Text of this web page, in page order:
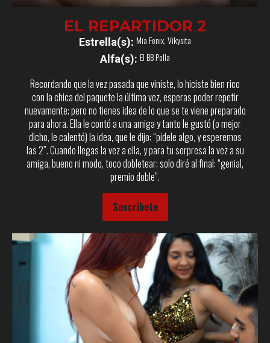
EL REPARTIDOR 2
Estrella(s): Mia Fenix,Vikysita
Alfa(s): El BB Polla
Recordando que la vez pasada que viniste, lo hiciste bien rico
con la chica del paquete la última vez, esperas poder repetir
nuevamente; pero no tienes idea de lo que se te viene preparado
para ahora. Ella le contó a una amiga y tanto le gustó (o mejor
dicho, le calentó) la idea, que le dijo: “pídele algo, y esperemos
las 2”. Cuando llegas la vez a ella, y para tu sorpresa la vez a su
amiga, bueno ni modo, toco dobletear; solo diré al final: “genial,
premio doble”.
Suscribete